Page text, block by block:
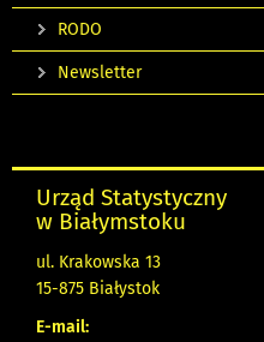
RODO
Newsletter
Urząd Statystyczny
w Białymstoku
ul. Krakowska 13
15-875 Białystok
E-mail: